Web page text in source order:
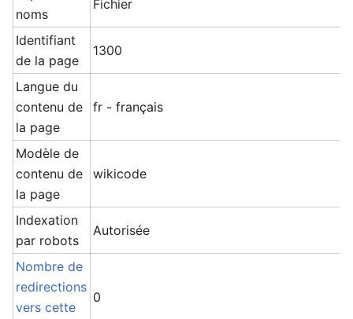
noms
Fichier
Identifiant
de la page
1300
Langue du
contenu de
la page
fr - français
Modèle de
contenu de
la page
wikicode
Indexation
par robots
Autorisée
Nombre de
redirections
vers cette
0